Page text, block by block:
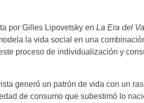
por Gilles Lipovetsky en La Era del
la vida social en una
proceso de individualización y
generó un patrón de vida con un
de consumo que subestimó lo